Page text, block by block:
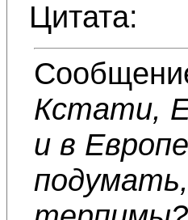
Цитата:
Кстати,
и в